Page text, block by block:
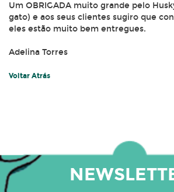
Um OBRIGADA muito grande pelo
gato) e aos seus clientes sugiro que
eles estão muito bem entregues.
Adelina Torres
Voltar Atrás